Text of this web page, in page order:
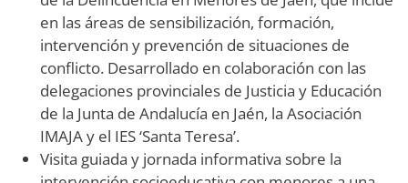
en las áreas de sensibilización, formación,
intervención y prevención de situaciones de
conflicto. Desarrollado en colaboración con las
delegaciones provinciales de Justicia y Educación
de la Junta de Andalucía en Jaén, la Asociación
IMAJA y el IES ‘Santa Teresa’.
Visita guiada y jornada informativa sobre la